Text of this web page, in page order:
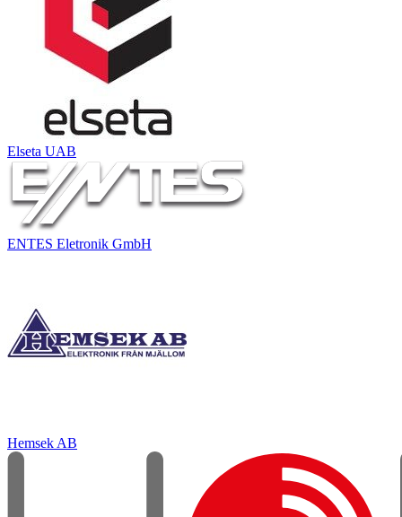
Elseta UAB
ENTES Eletronik GmbH
Hemsek AB